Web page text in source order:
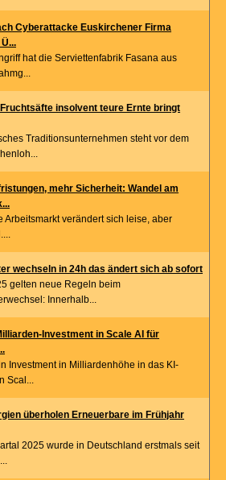
Cyberattacke Euskirchener Firma
hat die Serviettenfabrik Fasana aus
insolvent teure Ernte bringt
Traditionsunternehmen steht vor dem
mehr Sicherheit: Wandel am
Arbeitsmarkt verändert sich leise, aber
wechseln in 24h das ändert sich ab sofort
gelten neue Regeln beim
Innerhalb...
Investment in Scale AI für
Investment in Milliardenhöhe in das KI-
Scal...
überholen Erneuerbare im Frühjahr
2025 wurde in Deutschland erstmals seit